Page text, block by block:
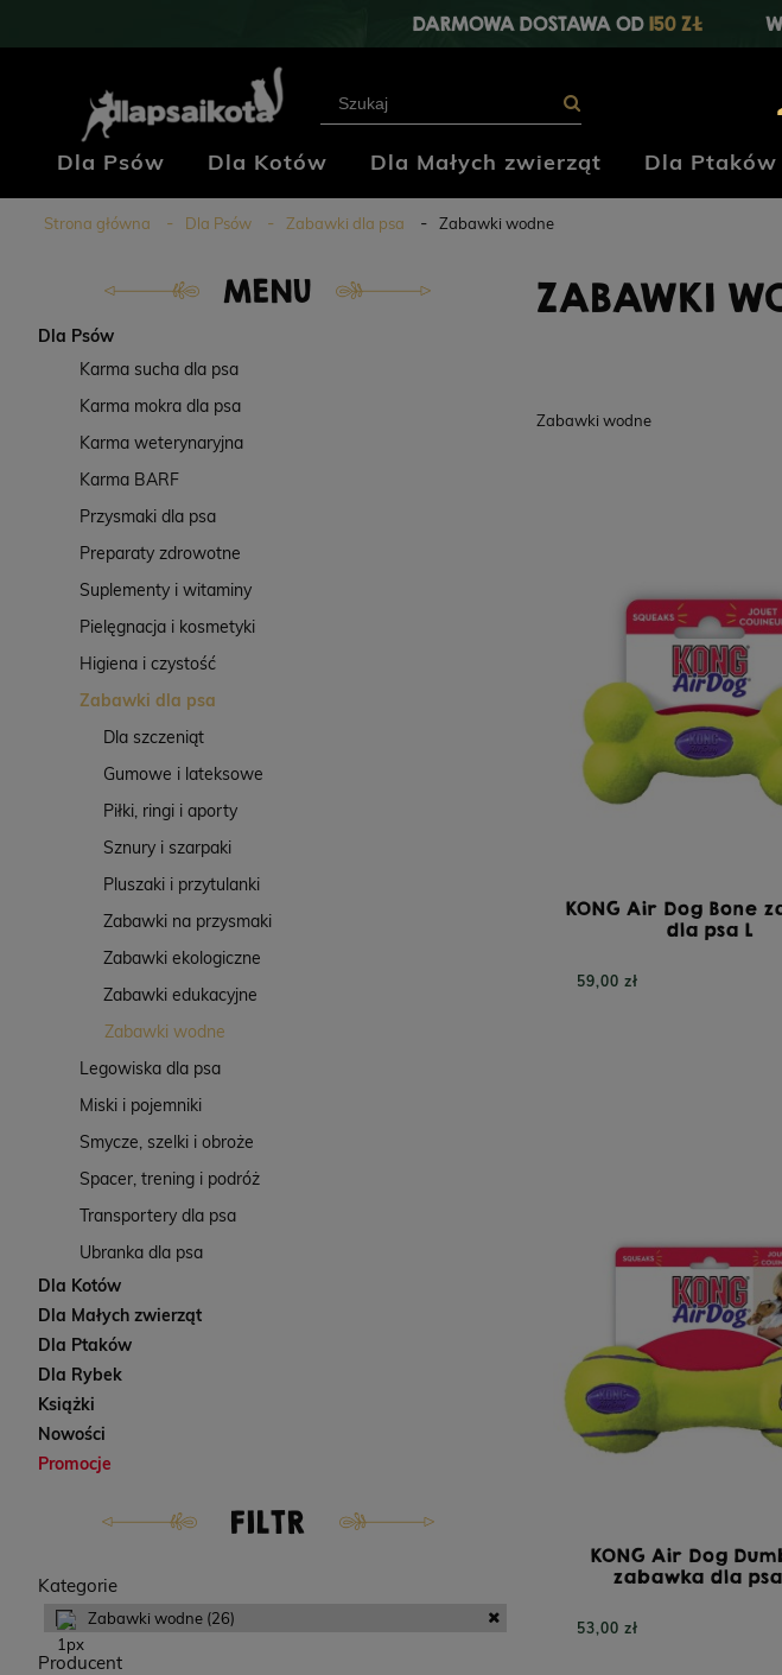
DARMOWA DOSTAWA OD 150 ZŁ
Dla Psów Dla Kotów Dla Małych zwierząt Dla Ptaków
Klub Hodowców
Blog Kontakt
Strona główna Dla Psów Zabawki dla psa Zabawki wodne
MENU
Dla Psów
Karma sucha dla psa
Karma mokra dla psa
Karma weterynaryjna
Karma BARF
Przysmaki dla psa
Preparaty zdrowotne
Suplementy i witaminy
Pielęgnacja i kosmetyki
Higiena i czystość
Zabawki dla psa
Dla szczeniąt
Gumowe i lateksowe
Piłki, ringi i aporty
Sznury i szarpaki
Pluszaki i przytulanki
Zabawki na przysmaki
Zabawki ekologiczne
Zabawki edukacyjne
Zabawki wodne
Legowiska dla psa
Miski i pojemniki
Smycze, szelki i obroże
Spacer, trening i podróż
Transportery dla psa
Ubranka dla psa
Dla Kotów
Dla Małych zwierząt
Dla Ptaków
Dla Rybek
Książki
Nowości
Promocje
FILTR
Kategorie
Zabawki wodne (26)
Producent
ZABAWKI
Zabawki wodne
KONG Air Dog Bone
dla psa L
59,00 zł
KONG Air Dog
zabawka dla
53,00 zł